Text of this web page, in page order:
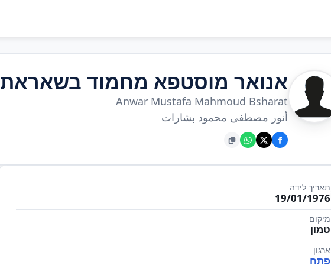
אנואר מוסטפא מחמוד בשאראת
Anwar Mustafa Mahmoud Bsharat
أنور مصطفى محمود بشارات
תאריך לידה
19/01/1976
מיקום
טמון
ארגון
פתח